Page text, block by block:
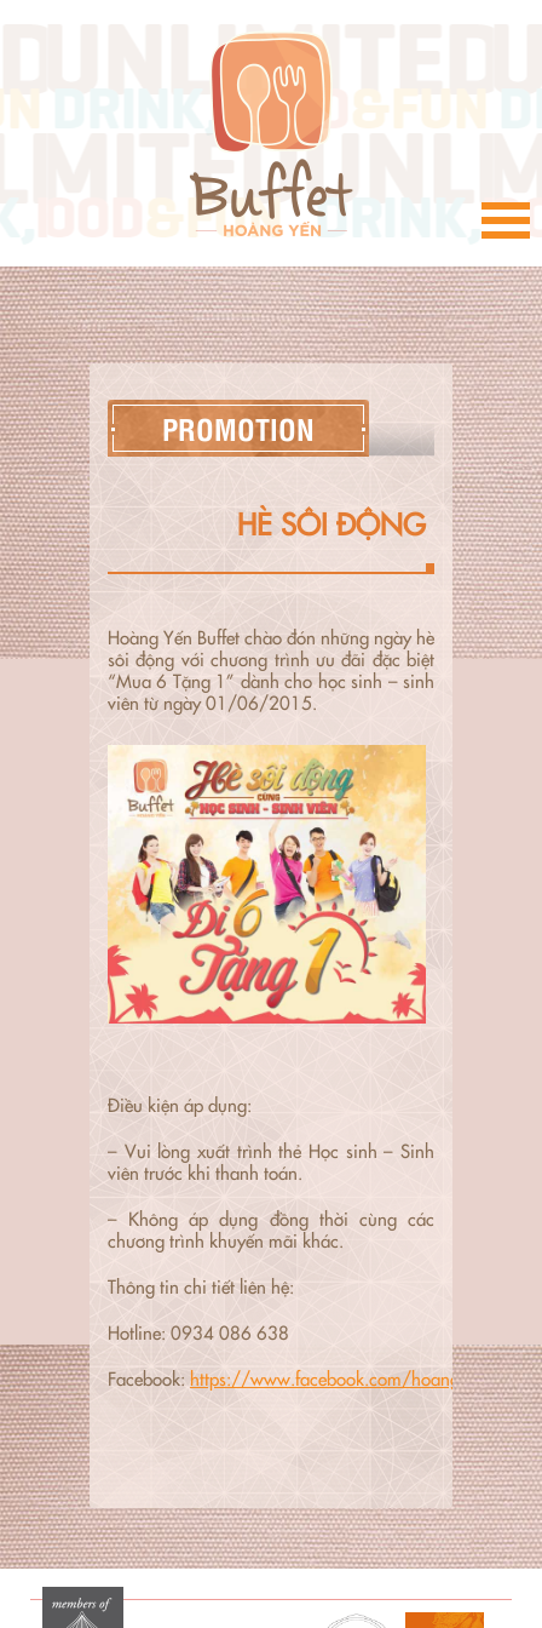
PROMOTION
HÈ SÔI ĐỘNG
Hoàng Yến Buffet chào đón những ngày hè
sôi động với chương trình ưu đãi đặc biệt
“Mua 6 Tặng 1” dành cho học sinh – sinh
viên từ ngày 01/06/2015.
Điều kiện áp dụng:
– Vui lòng xuất trình thẻ Học sinh – Sinh
viên trước khi thanh toán.
– Không áp dụng đồng thời cùng các
chương trình khuyến mãi khác.
Thông tin chi tiết liên hệ:
Hotline: 0934 086 638
Facebook: https://www.facebook.com/hoangyenbuffet